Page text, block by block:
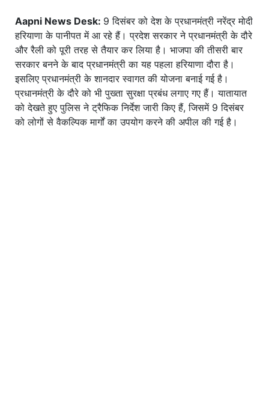
Aapni News Desk: 9 दिसंबर को देश के प्रधानमंत्री नरेंद्र मोदी
हरियाणा के पानीपत में आ रहे हैं। प्रदेश सरकार ने प्रधानमंत्री के दौरे
और रैली को पूरी तरह से तैयार कर लिया है। भाजपा की तीसरी बार
सरकार बनने के बाद प्रधानमंत्री का यह पहला हरियाणा दौरा है।
इसलिए प्रधानमंत्री के शानदार स्वागत की योजना बनाई गई है।
प्रधानमंत्री के दौरे को भी पुख्ता सुरक्षा प्रबंध लगाए गए हैं। यातायात
को देखते हुए पुलिस ने ट्रैफिक निर्देश जारी किए हैं, जिसमें 9 दिसंबर
को लोगों से वैकल्पिक मार्गों का उपयोग करने की अपील की गई है।